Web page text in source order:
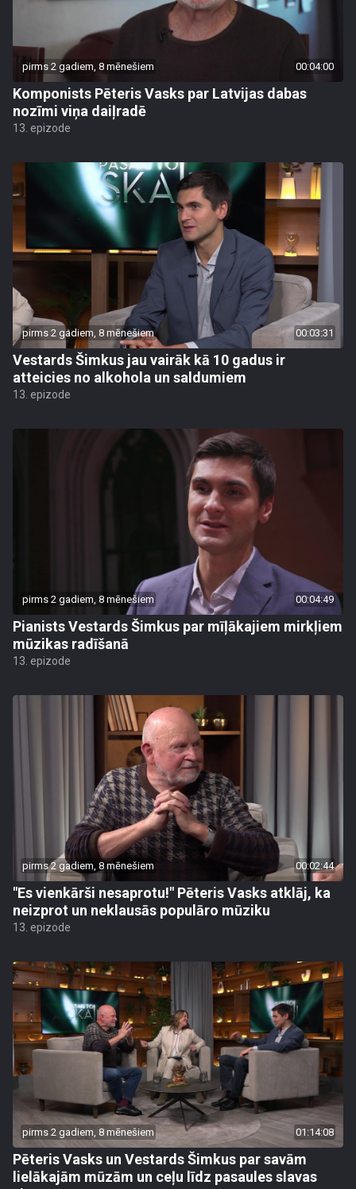
pirms 2 gadiem, 8 mēnešiem 00:04:00
Komponists Pēteris Vasks par Latvijas dabas
nozīmi viņa daiļradē
13. epizode
pirms 2 gadiem, 8 mēnešiem 00:03:31
Vestards Šimkus jau vairāk kā 10 gadus ir
atteicies no alkohola un saldumiem
13. epizode
pirms 2 gadiem, 8 mēnešiem 00:04:49
Pianists Vestards Šimkus par mīļākajiem mirkļiem
mūzikas radīšanā
13. epizode
pirms 2 gadiem, 8 mēnešiem 00:02:44
"Es vienkārši nesaprotu!" Pēteris Vasks atklāj, ka
neizprot un neklausās populāro mūziku
13. epizode
pirms 2 gadiem, 8 mēnešiem 01:14:08
Pēteris Vasks un Vestards Šimkus par savām
lielākajām mūzām un ceļu līdz pasaules slavas